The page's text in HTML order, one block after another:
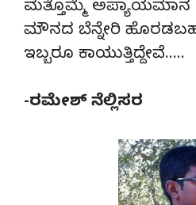
ಮತ್ತೊಮ್ಮೆ ಅಪ್ಯಾಯಮಾನ
ಮೌನದ ಬೆನ್ನೇರಿ
ಇಬ್ಬರೂ ಕಾಯುತ್ತಿದ್ದೇವೆ…..
-ರಮೇಶ್ ನೆಲ್ಲಿಸರ